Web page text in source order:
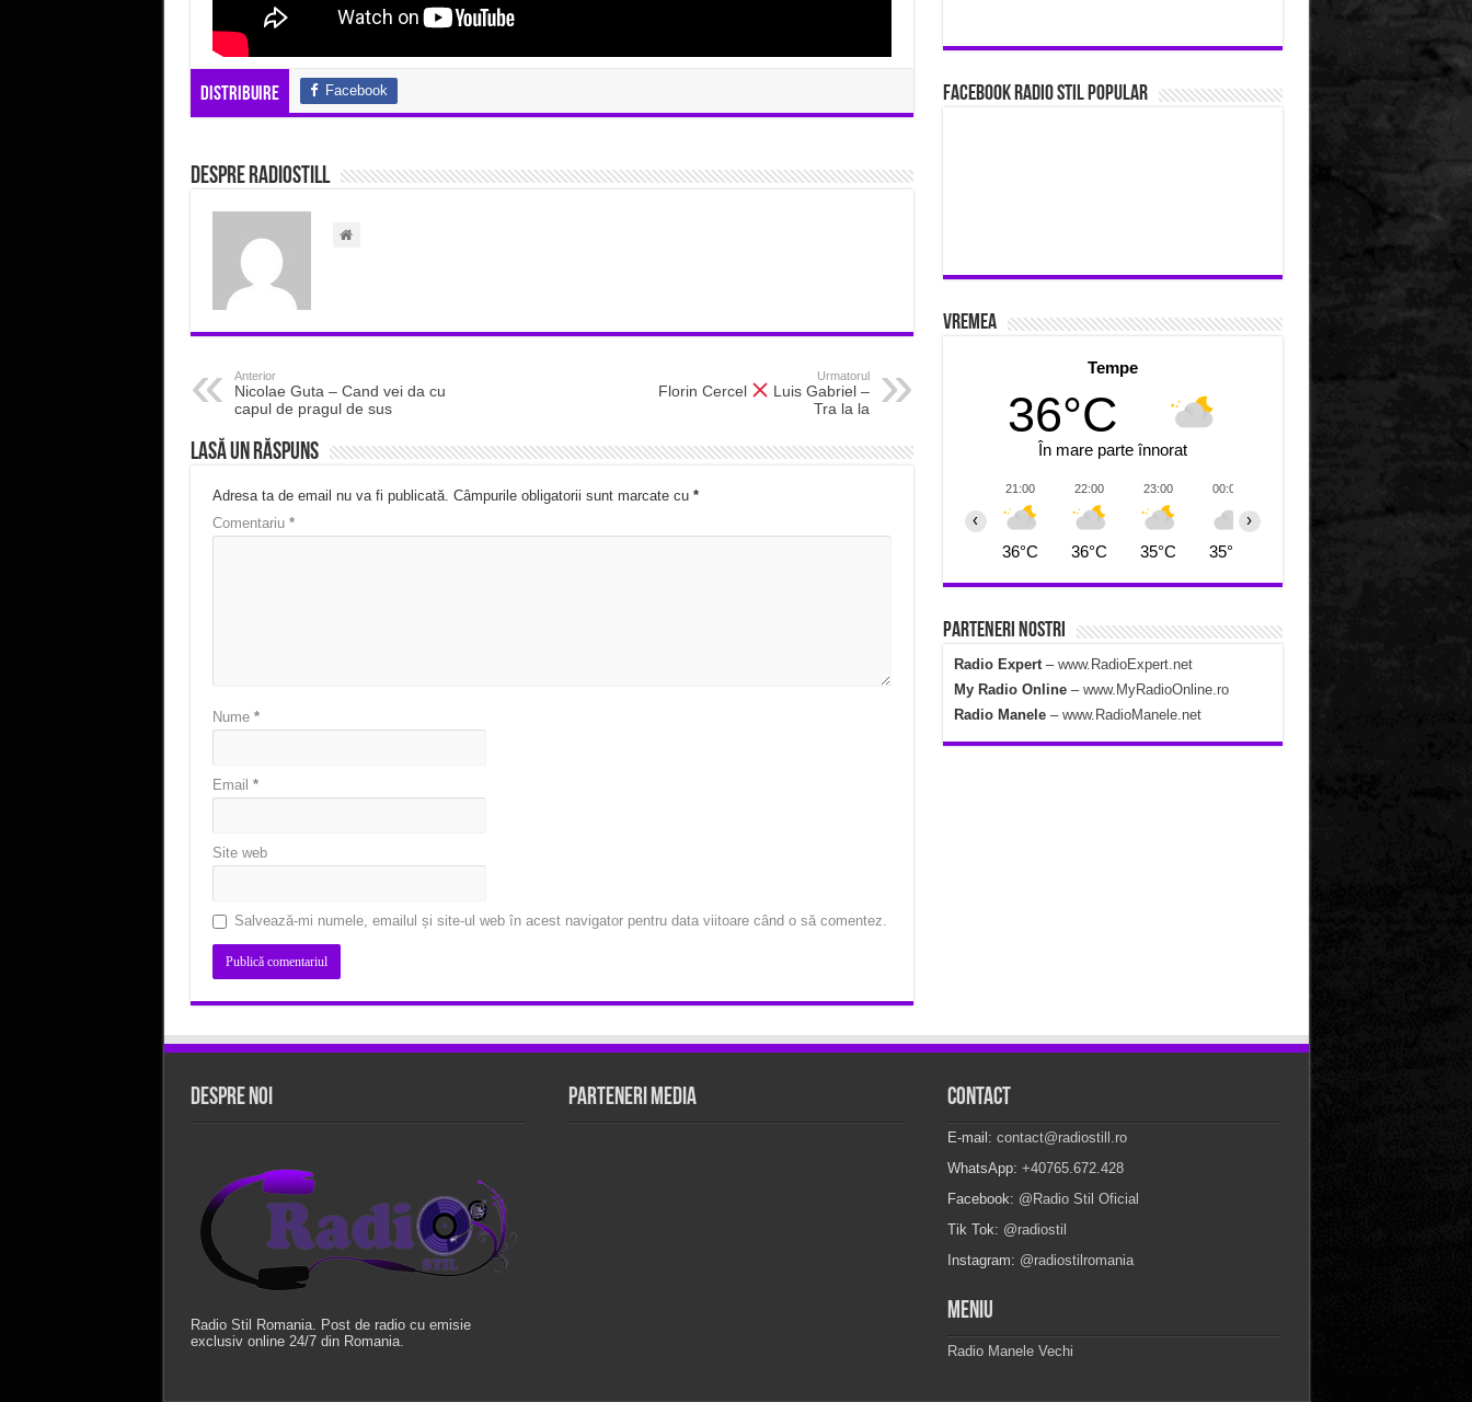
Distribuire Facebook
Despre radiostill
Anterior
Nicolae Guta – Cand vei da cu
capul de pragul de sus
Urmatorul
Florin Cercel
Luis Gabriel –
Tra la la
Lasă un răspuns
Adresa ta de email nu va fi publicată. Câmpurile obligatorii sunt marcate cu *
Comentariu *
Nume *
Email *
Site web
Salvează-mi numele, emailul și site-ul web în acest navigator pentru data viitoare când o să comentez.
Facebook Radio Stil Popular
Vremea
Tempe
36°C
În mare parte înnorat
21:00
36°C
22:00
36°C
23:00
35°C
00:00
35°C
‹ ›
Parteneri Nostri
Radio Expert– www.RadioExpert.net
My Radio Online– www.MyRadioOnline.ro
Radio Manele – www.RadioManele.net
Despre Noi
Radio Stil Romania. Post de radio cu emisie
exclusiv online 24/7 din Romania.
Parteneri Media Contact
E-mail: contact@radiostill.ro
WhatsApp: +40765.672.428
Facebook: @Radio Stil Oficial
Tik Tok: @radiostil
Instagram: @radiostilromania
Meniu
Radio Manele Vechi